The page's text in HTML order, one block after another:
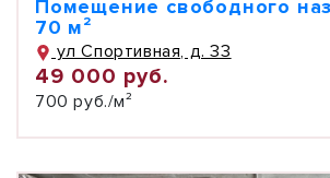
Помещение свободного
70 м²
ул Спортивная, д. 33
49 000 руб.
700 руб./м²